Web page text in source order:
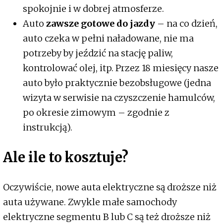
spokojnie i w dobrej atmosferze.
Auto zawsze gotowe do jazdy – na co dzień,
auto czeka w pełni naładowane, nie ma
potrzeby by jeździć na stację paliw,
kontrolować olej, itp. Przez 18 miesięcy nasze
auto było praktycznie bezobsługowe (jedna
wizyta w serwisie na czyszczenie hamulców,
po okresie zimowym – zgodnie z
instrukcją).
Ale ile to kosztuje?
Oczywiście, nowe auta elektryczne są droższe niż
auta używane. Zwykle małe samochody
elektryczne segmentu B lub C są też droższe niż